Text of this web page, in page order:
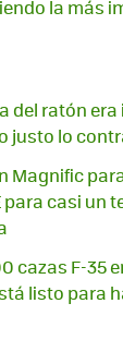
la más
del ratón
justo lo
Magnific
casi un
cazas F-35
listo para